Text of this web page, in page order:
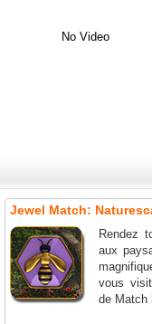
No Video
Jewel Match:
Rendez
aux
vous
de Match